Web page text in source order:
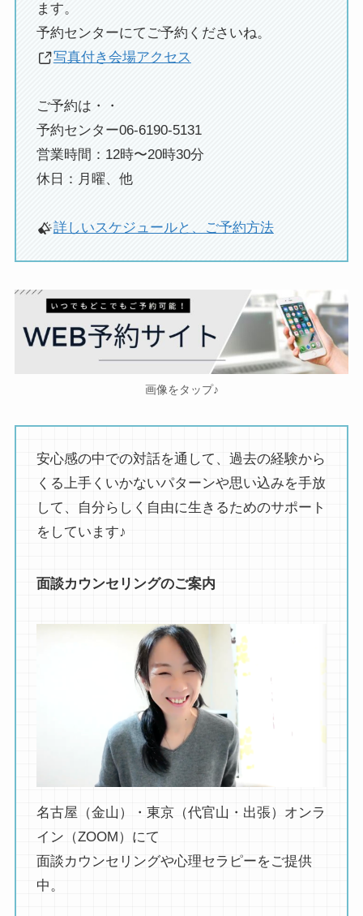
ます。
予約センターにてご予約くださいね。
写真付き会場アクセス
ご予約は・・
予約センター06-6190-5131
営業時間：12時〜20時30分
休日：月曜、他
詳しいスケジュールと、ご予約方法
画像をタップ♪
安心感の中での対話を通して、過去の経験から
くる上手くいかないパターンや思い込みを手放
して、自分らしく自由に生きるためのサポート
をしています♪
面談カウンセリングのご案内
名古屋（金山）・東京（代官山・出張）オンラ
イン（ZOOM）にて
面談カウンセリングや心理セラピーをご提供
中。